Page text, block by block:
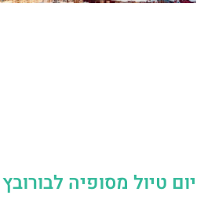
יום טיול מסופיה לבורובץ